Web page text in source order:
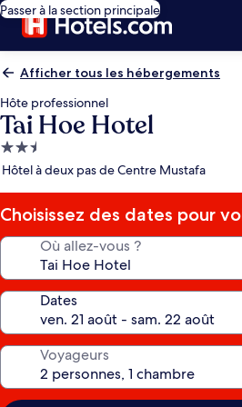
Passer à la section principale
Afficher tous les hébergements
Hôte professionnel
Tai Hoe Hotel
Hébergement
2.5 étoiles
Hôtel à deux pas de Centre Mustafa
Choisissez des dates pour
Où allez-vous ?
Dates
Voyageurs